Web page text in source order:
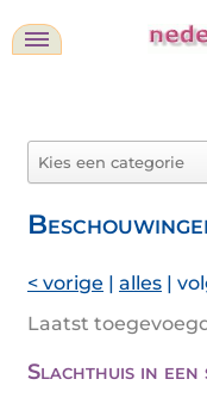
< vorige | alles |
Laatst
Slachthuis in